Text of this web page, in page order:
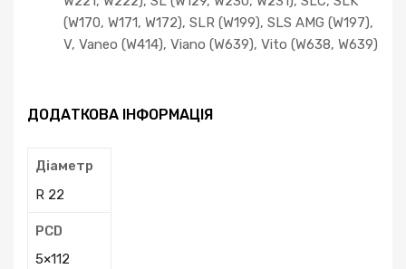
(W170, W171, W172), SLR (W199), SLS AMG (W197),
V, Vaneo (W414), Viano (W639), Vito (W638, W639)
ДОДАТКОВА ІНФОРМАЦІЯ
Діаметр
R 22
PCD
5×112